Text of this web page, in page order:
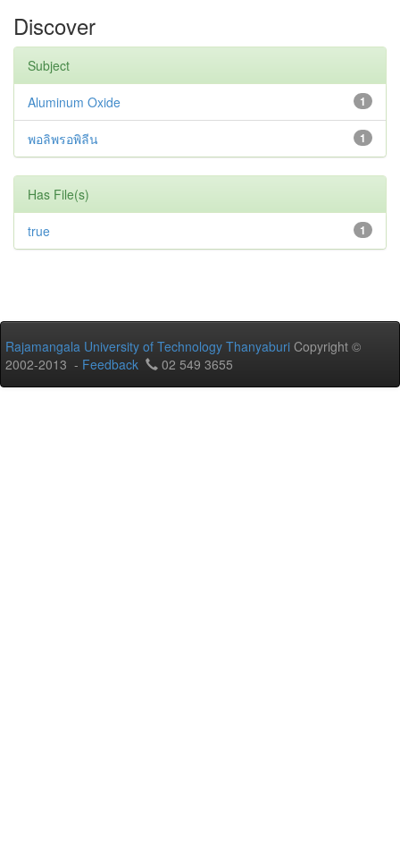
Discover
Subject
1
Aluminum Oxide
1
พอลิพรอพิลีน
Has File(s)
1
true
Rajamangala University of Technology Thanyaburi Copyright ©
2002-2013 - Feedback 02 549 3655